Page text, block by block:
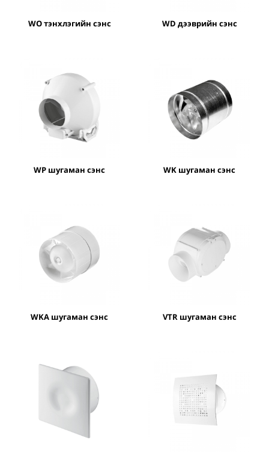
WO тэнхлэгийн сэнс WD дээврийн сэнс
WP шугаман сэнс WK шугаман сэнс
WKA шугаман сэнс VTR шугаман сэнс